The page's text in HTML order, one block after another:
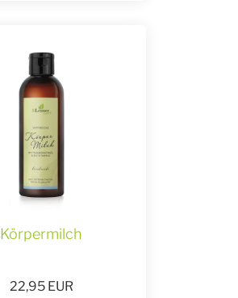
Körpermilch
22,95 EUR